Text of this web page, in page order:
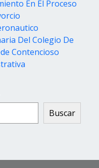
En El Proceso
Del Colegio De
Contencioso
Buscar